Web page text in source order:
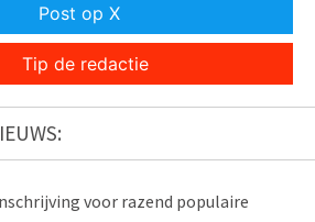
Post op X
Tip de redactie
voor razend populaire